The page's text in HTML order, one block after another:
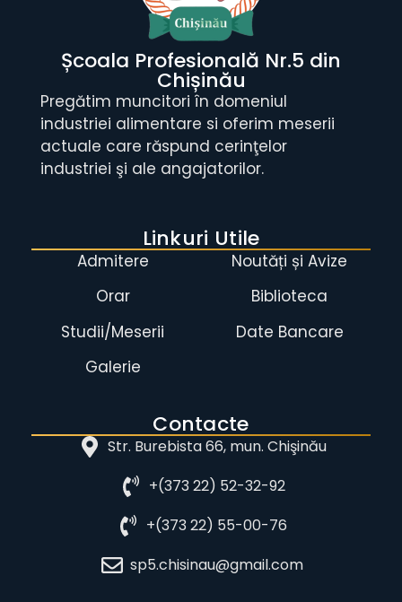
Școala Profesională Nr.5 din
Chișinău
Pregătim muncitori în domeniul
industriei alimentare si oferim meserii
actuale care răspund cerinţelor
industriei şi ale angajatorilor.
Linkuri Utile
Admitere
Orar
Studii/Meserii
Galerie
Noutăți și Avize
Biblioteca
Date Bancare
Contacte
Str. Burebista 66, mun. Chişinău
+(373 22) 52-32-92
+(373 22) 55-00-76
sp5.chisinau@gmail.com